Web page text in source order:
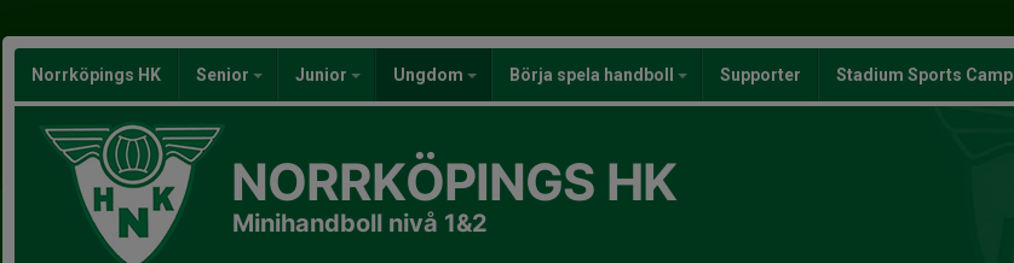
Norrköpings HK Senior Junior Ungdom Börja spela handboll Supporter Stadium Sports Camp
NORRKÖPINGS HK
Minihandboll nivå 1&2